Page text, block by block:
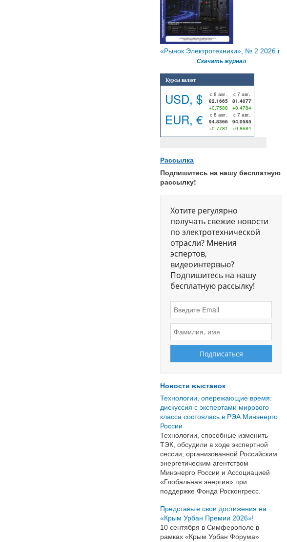
«Рынок Электротехники», № 2 2026 г.
Скачать журнал
Курсы валют
USD, $ с 8 авг. с 7 авг.
82.1665 81.4077
+0.7588 +0.4784
EUR, € с 8 авг. с 7 авг.
94.8366 94.0585
+0.7781 +0.8684
Рассылка
Подпишитесь на нашу бесплатную
рассылку!
Хотите регулярно
получать свежие новости
по электротехнической
отрасли? Мнения
эспертов,
видеоинтервью?
Подпишитесь на нашу
бесплатную рассылку!
Новости выставок
Технологии, опережающие время:
дискуссия с экспертами мирового
класса состоялась в РЭА Минэнерго
России
Технологии, способные изменить
ТЭК, обсудили в ходе экспертной
сессии, организованной Российским
энергетическим агентством
Минэнерго России и Ассоциацией
«Глобальная энергия» при
поддержке Фонда Росконгресс.
Представьте свои достижения на
«Крым Урбан Премии 2026»!
10 сентября в Симферополе в
рамках «Крым Урбан Форума»